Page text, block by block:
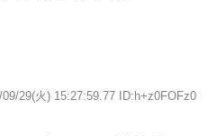
09/29(火) 15:27:59.77 ID:h+z0FOFz0